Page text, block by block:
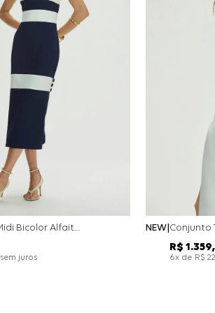
Vestido Maxi Midi Bicolor Alfaitaria Navy - Marinho
sem juros
NEW
R$ 1 .359,
6x de R$